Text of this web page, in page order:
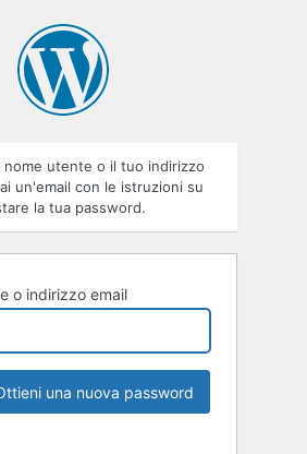
nome utente o il tuo indirizzo
un'email con le istruzioni su
la tua password.
o indirizzo email